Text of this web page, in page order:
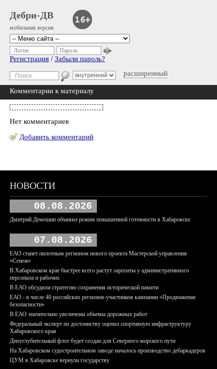
Дебри-ДВ
мобильная версия
расширенный
Логин Пароль
Регистрация / Забыли пароль?
Комментарии к материалу
Нет комментариев
Добавить комментарий
НОВОСТИ
08.08.2026
Дмитрий Демешин объявил режим повышенной готовности в Хабаровске
07.08.2026
ЕАО станет пилотным регионом нового проекта Мастерской управления
«Сенеж»
В Хабаровском крае быстрее всего растут зарплаты у административного
персонала и рабочих
В ЕАО обсудили стратегию сохранения исторической памяти
ЕАО - в числе 40 российских регионов-участников кампании «Продвижение
безопасности»
В ЕАО значительно увеличены объемы дорожных работ
Федеральный эксперт по достоинству оценил спортивную инфраструктуру
Хабаровского края
Дноуглубительный флот будет создан для Северного морского пути
На Хабаровском судостроительном заводе началось производство дебаркадеров
ЦУМ в Хабаровске вернули государству